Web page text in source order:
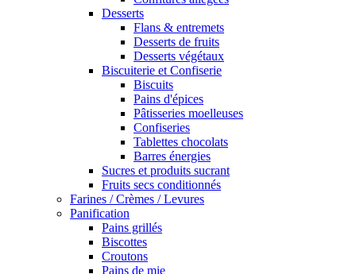
Desserts
Flans & entremets
Desserts de fruits
Desserts végétaux
Biscuiterie et Confiserie
Biscuits
Pains d'épices
Pâtisseries moelleuses
Confiseries
Tablettes chocolats
Barres énergies
Sucres et produits sucrant
Fruits secs conditionnés
Farines / Crèmes / Levures
Panification
Pains grillés
Biscottes
Croutons
Pains de mie